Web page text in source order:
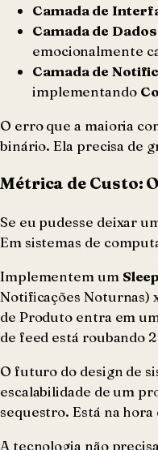
Camada de
Camada de
emocionalmente
Camada de
implementando
O erro que a maioria
binário. Ela precisa de
Métrica de Custo:
Se eu pudesse deixar
Em sistemas de
Implementem um
Notificações Noturnas)
de Produto entra em
de feed está roubando
O futuro do design de
escalabilidade de um
sequestro. Está na
A tecnologia não